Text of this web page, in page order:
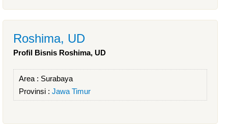
Roshima, UD
Profil Bisnis Roshima, UD
Area : Surabaya
Provinsi : Jawa Timur